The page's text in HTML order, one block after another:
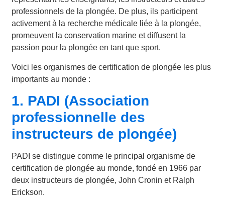
professionnels de la plongée. De plus, ils participent
activement à la recherche médicale liée à la plongée,
promeuvent la conservation marine et diffusent la
passion pour la plongée en tant que sport.
Voici les organismes de certification de plongée les plus
importants au monde :
1. PADI (Association
professionnelle des
instructeurs de plongée)
PADI se distingue comme le principal organisme de
certification de plongée au monde, fondé en 1966 par
deux instructeurs de plongée, John Cronin et Ralph
Erickson.